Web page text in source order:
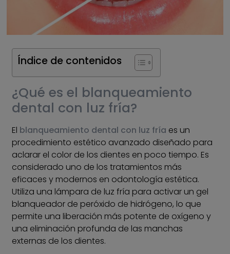
Índice de contenidos
¿Qué es el blanqueamiento
dental con luz fría?
El blanqueamiento dental con luz fría es un
procedimiento estético avanzado diseñado para
aclarar el color de los dientes en poco tiempo. Es
considerado uno de los tratamientos más
eficaces y modernos en odontología estética.
Utiliza una lámpara de luz fría para activar un gel
blanqueador de peróxido de hidrógeno, lo que
permite una liberación más potente de oxígeno y
una eliminación profunda de las manchas
externas de los dientes.